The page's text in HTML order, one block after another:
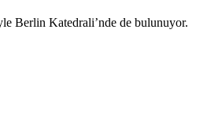
Berlin Katedrali’nde de bulunuyor.